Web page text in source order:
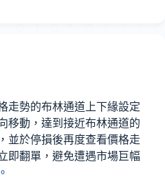
走勢的布林通道上下緣設定
移動，達到接近布林通道的
並於停損後再度查看價格走
即翻單，避免遭遇市場巨幅
。